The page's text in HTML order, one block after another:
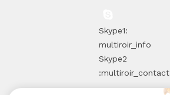
Skype1:
multiroir_info
Skype2
:multiroir_contact